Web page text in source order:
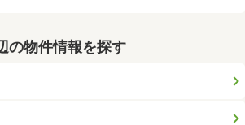
の物件情報を探す